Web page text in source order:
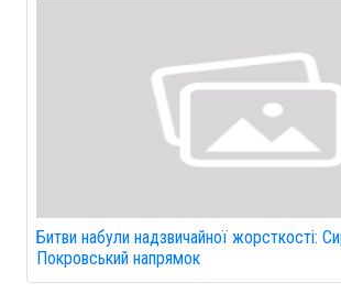
Битви набули надзвичайної жорсткості:
Покровський напрямок